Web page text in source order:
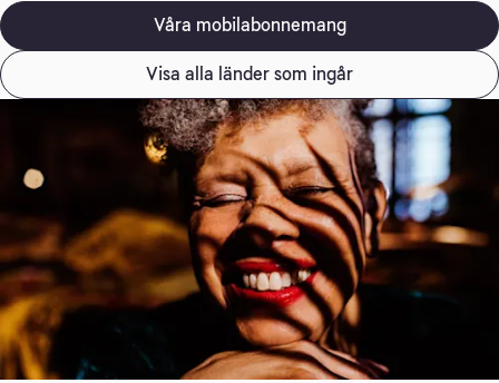
Våra mobilabonnemang
Visa alla länder som ingår